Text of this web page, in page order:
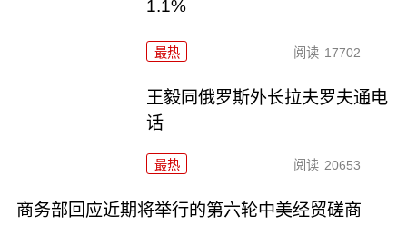
1.1%
最热 阅读 17702
王毅同俄罗斯外长拉夫罗夫通电
话
最热 阅读 20653
商务部回应近期将举行的第六轮中美经贸磋商